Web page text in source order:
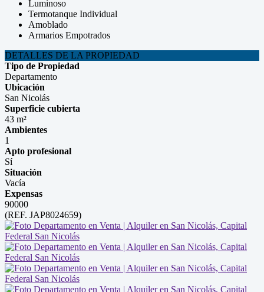
Luminoso
Termotanque Individual
Amoblado
Armarios Empotrados
DETALLES DE LA PROPIEDAD
Tipo de Propiedad
Departamento
Ubicación
San Nicolás
Superficie cubierta
43 m²
Ambientes
1
Apto profesional
Sí
Situación
Vacía
Expensas
90000
(REF. JAP8024659)